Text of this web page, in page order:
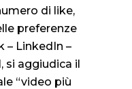
di like,
preferenze
– LinkedIn –
si aggiudica il
“video più